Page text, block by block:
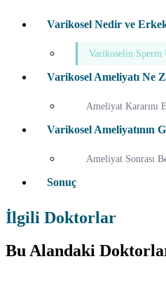
Varikosel Nedir ve Erkek
Varikoselin
Varikosel Ameliyatı Ne
Ameliyat Kararını
Varikosel Ameliyatının
Ameliyat Sonrası
Sonuç
İlgili Doktorlar
Bu Alandaki